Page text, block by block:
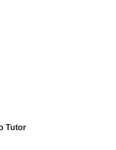
Tutor